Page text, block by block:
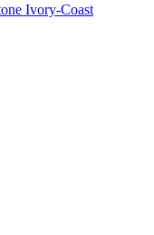
Ivory-Coast